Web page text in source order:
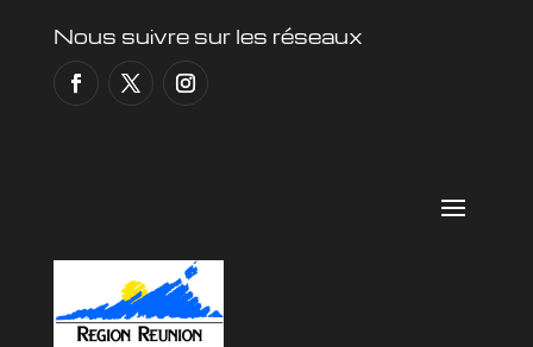
Nous suivre sur les réseaux